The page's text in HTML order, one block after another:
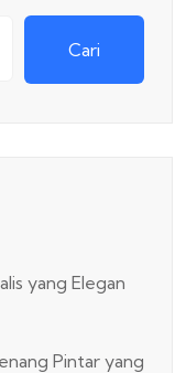
Cari
yang Elegan
Pintar yang